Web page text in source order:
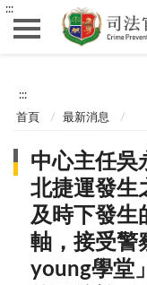
:::
:::
首頁 最新消息
中心主任吳
北捷運發生
及時下發生
軸，接受警
young學堂